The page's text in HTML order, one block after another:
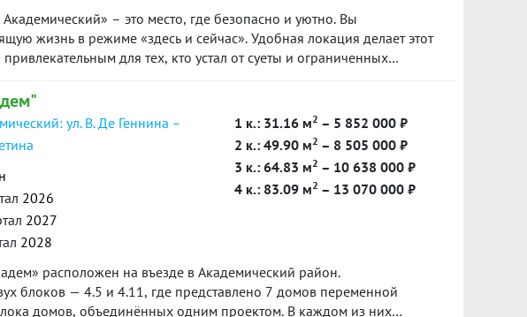
образовательная школа. Есть возможность выбрать школу
с математическим, техническим, медицинским, изучением
в радиусе от дома не более 1.5 километров, находятся 8
собственник. Поможем оформить ипотеку. Обращайтесь, начнем
сейчас. ID объекта в нашей базе: 19109
Академический» – это место, где безопасно и уютно. Вы
жизнь в режиме «здесь и сейчас». Удобная локация делает этот
для тех, кто устал от суеты и ограниченных
чистое окружение.
ул. В. Де Геннина –
2026
2027
2028
1 к.: 31.16 м2 – 5 852 000 ₽
2 к.: 49.90 м2 – 8 505 000 ₽
3 к.: 64.83 м2 – 10 638 000 ₽
4 к.: 83.09 м2 – 13 070 000 ₽
расположен на въезде в Академический район.
блоков — 4.5 и 4.11, где представлено 7 домов переменной
домов, объединённых одним проектом. В каждом из них